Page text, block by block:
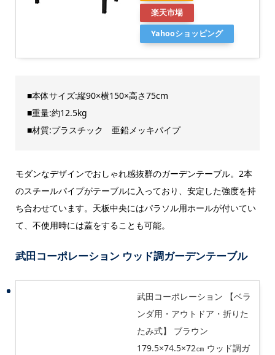
楽天市場
Yahooショッピング
■本体サイズ:縦90×横150×高さ75cm
■重量:約12.5kg
■材質:プラスチック 亜鉛メッキパイプ
モダンなデザインでおしゃれ感抜群のガーデンテーブル。2本
のスチールパイプがテーブルに入っており、安定した強度を持
ち合わせています。天板中央にはパラソル用ホールが付いてい
て、不使用時には蓋をすることも可能。
武田コーポレーション ウッド調ガーデンテーブル
武田コーポレーション 【ベラ
ンダ用・アウトドア・折りた
たみ式】 ブラウン
179.5×74.5×72㎝ ウッド調ガ